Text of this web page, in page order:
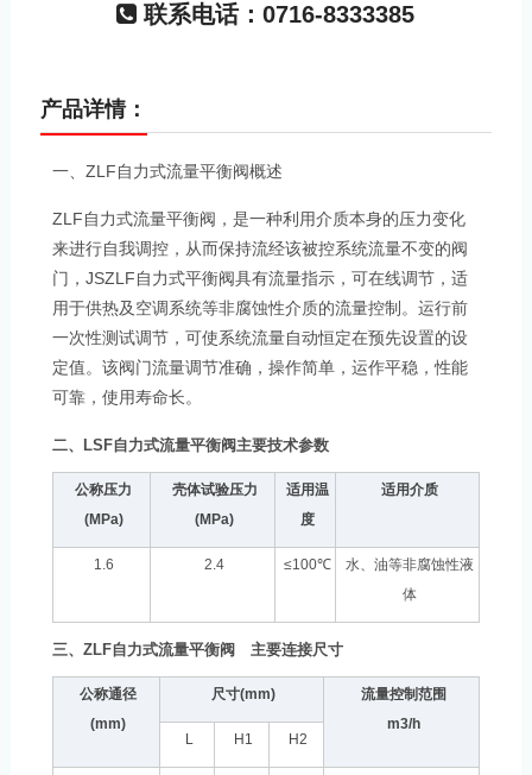
联系电话：0716-8333385
产品详情：
一、 ZLF 自力式流量平衡阀概述
ZLF 自力式流量平衡阀，是一种利用介质本身的压力变化
来进行自我调控，从而保持流经该被控系统流量不变的阀
门， JSZLF 自力式平衡阀具有流量指示，可在线调节，适
用于供热及空调系统等非腐蚀性介质的流量控制。运行前
一次性测试调节，可使系统流量自动恒定在预先设置的设
定值。该阀门流量调节准确，操作简单，运作平稳，性能
可靠，使用寿命长。
二、 LSF自力式流量平衡阀主要技术参数
公称压力
(MPa)
壳体试验压力
(MPa)
适用温
度
适用介质
1.6 2.4 ≤100℃
水、油等非腐蚀性液
体
三、 ZLF自力式流量平衡阀 主要连接尺寸
公称通径
(mm)
尺寸(mm)
流量控制范围
m3/h
L
H1 H2